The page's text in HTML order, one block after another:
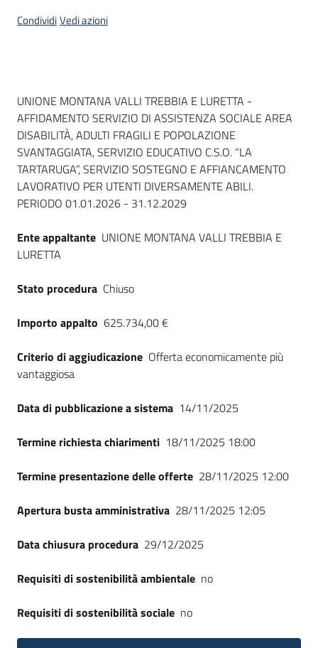
CondividiVedi azioni
Dati del bando
UNIONE MONTANA VALLI TREBBIA E LURETTA -
AFFIDAMENTO SERVIZIO DI ASSISTENZA SOCIALE AREA
DISABILITÀ, ADULTI FRAGILI E POPOLAZIONE
SVANTAGGIATA, SERVIZIO EDUCATIVO C.S.O. “LA
TARTARUGA”, SERVIZIO SOSTEGNO E AFFIANCAMENTO
LAVORATIVO PER UTENTI DIVERSAMENTE ABILI.
PERIODO 01.01.2026 - 31.12.2029
Ente appaltante UNIONE MONTANA VALLI TREBBIA E
LURETTA
Stato procedura Chiuso
Importo appalto 625.734,00 €
Criterio di aggiudicazione Offerta economicamente più
vantaggiosa
Data di pubblicazione a sistema 14/11/2025
Termine richiesta chiarimenti 18/11/2025 18:00
Termine presentazione delle offerte 28/11/2025 12:00
Apertura busta amministrativa 28/11/2025 12:05
Data chiusura procedura 29/12/2025
Requisiti di sostenibilità ambientale no
Requisiti di sostenibilità sociale no